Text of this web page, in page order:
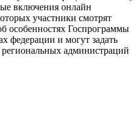
включения онлайн
участники смотрят
особенностях Госпрограммы
федерации и могут задать
администраций